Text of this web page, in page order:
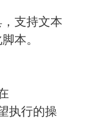
支持文本
本。
执行的操